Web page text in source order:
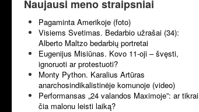
Naujausi meno straipsniai
Pagaminta Amerikoje (foto)
Visiems Svetimas. Bedarbio užrašai (34):
Alberto Maltzo bedarbių portretai
Eugenijus Misiūnas. Kovo 11-oji – švęsti,
ignoruoti ar protestuoti?
Monty Python. Karalius Artūras
anarchosindikalistinėje komunoje (video)
Performansas „24 valandos Maximoje”: ar tikrai
čia malonu leisti laiką?